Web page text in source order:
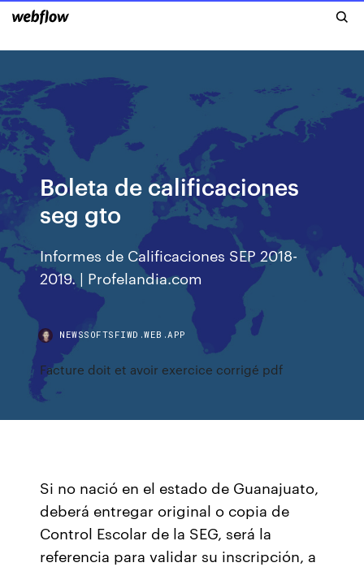
Boleta de calificaciones
seg gto
Informes de Calificaciones SEP 2018-
2019. | Profelandia.com
NEWSSOFTSFIWD.WEB.APP
Facture doit et avoir exercice corrigé pdf
Si no nació en el estado de Guanajuato,
deberá entregar original o copia de
Control Escolar de la SEG, será la
referencia para validar su inscripción, a